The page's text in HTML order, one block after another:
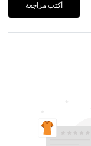
أكتب مراجعة